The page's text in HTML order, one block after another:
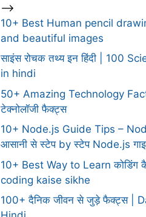
-->
10+ Best Human pencil
and beautiful images
साइंस रोचक तथ्य इन हिंदी | 100
in hindi
50+ Amazing Technology
टेक्नोलॉजी फैक्ट्स
10+ Node.js Guide Tips –
आसानी से स्टेप by स्टेप Node.js
10+ Best Way to Learn कोडिंग
coding kaise sikhe
100+ दैनिक जीवन से जुड़े फैक्ट्स |